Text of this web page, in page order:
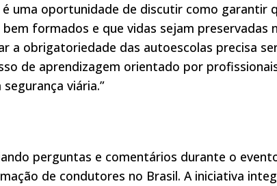
é uma oportunidade de discutir como garantir
bem formados e que vidas sejam
a obrigatoriedade das autoescolas precisa
de aprendizagem orientado por
segurança viária.”
perguntas e comentários durante o
de condutores no Brasil. A iniciativa